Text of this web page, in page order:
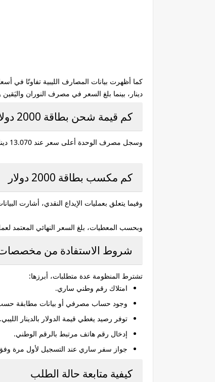
دينار، بينما بلغ السعر في مصرف النوران واليَقين وشمال
كم قيمة شحن بطاقة 2000 دولار
وسجل مصرف الوحدة أعلى سعر عند 13.070 دينار، في حين جاء مصرف المتحد كأقل مستوى عند 12.920 دينار، مع تسجيل باقي المصارف مستويات متقاربة بين هذه القيم.
كم مكسب بطاقة 2000 دولار
وفيما يتعلق بعمليات الإيداع النقدي، أشارت البيانات إلى إضافة رسوم ثابتة قدرها 65 دينار ليبي عند
وبحسب المعطيات، بلغ السعر النهائي المعتمد لعمليات الإيداع نحو 6.45984 دينار، وفق آلية احتساب تشمل سعر الصرف الرسمي
شروط الاستفادة من مخصصات 2000
تشترط المنظومة عدة متطلبات، أبرزها:
امتلاك رقم وطني ساري.
وجود حساب مصرفي أو بيانات مطابقة حسب
توفر رصيد يغطي قيمة الدولار بالدينار الليبي.
إدخال رقم هاتف مرتبط بالرقم الوطني.
جواز سفر ساري عند التسجيل لأول مرة
كيفية متابعة حالة الطلب